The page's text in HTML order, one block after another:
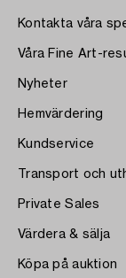
Kontakta våra
Våra Fine Art-
Nyheter
Hemvärdering
Kundservice
Transport och
Private Sales
Värdera & sälja
Köpa på auktion